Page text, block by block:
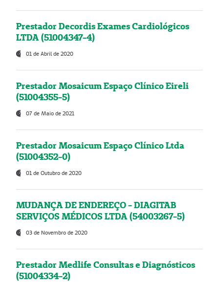
Prestador Decordis Exames Cardiológicos
LTDA (51004347-4)
01 de Abril de 2020
Prestador Mosaicum Espaço Clínico Eireli
(51004355-5)
07 de Maio de 2021
Prestador Mosaicum Espaço Clínico Ltda
(51004352-0)
01 de Outubro de 2020
MUDANÇA DE ENDEREÇO - DIAGITAB
SERVIÇOS MÉDICOS LTDA (54003267-5)
03 de Novembro de 2020
Prestador Medlife Consultas e Diagnósticos
(51004334-2)